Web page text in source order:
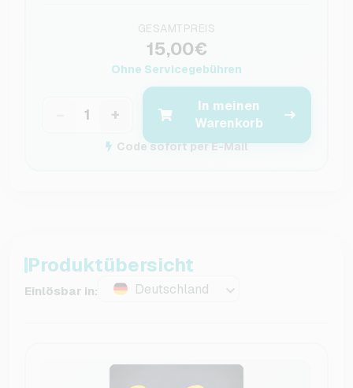
GESAMTPREIS
15,00€
Ohne Servicegebühren
+
In meinen
Warenkorb
Code sofort per E-Mail
Produktübersicht
Einlösbar in: Deutschland